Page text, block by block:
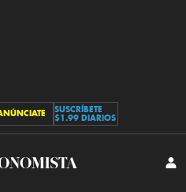
SUSCRÍBETE
$1.99 DIARIOS
El